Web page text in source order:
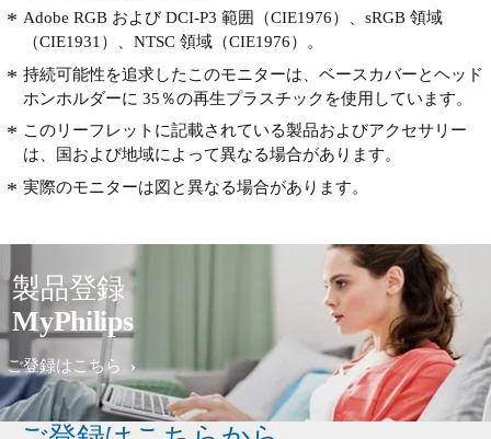
Adobe RGB および DCI-P3 範囲（CIE1976）、sRGB 領域
（CIE1931）、NTSC 領域（CIE1976）。
持続可能性を追求したこのモニターは、ベースカバーとヘッド
ホンホルダーに 35％の再生プラスチックを使用しています。
このリーフレットに記載されている製品およびアクセサリー
は、国および地域によって異なる場合があります。
実際のモニターは図と異なる場合があります。
製品登録
MyPhilips
ご登録はこちら